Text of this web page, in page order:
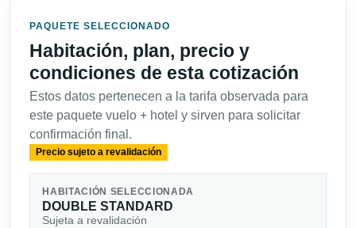
PAQUETE SELECCIONADO
Habitación, plan, precio y
condiciones de esta cotización
Estos datos pertenecen a la tarifa observada para
este paquete vuelo + hotel y sirven para solicitar
confirmación final.
Precio sujeto a revalidación
HABITACIÓN SELECCIONADA
DOUBLE STANDARD
Sujeta a revalidación